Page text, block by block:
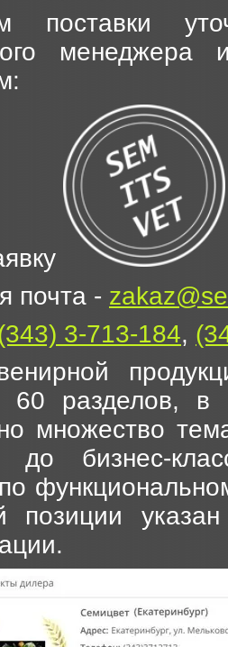
поставки
почта -
3-713-184,
разделов, в
множество
бизнес-
позиции